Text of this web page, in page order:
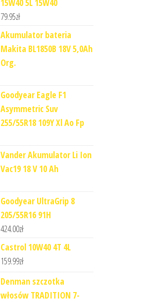
15W40 5L 15W40
79.95zł
Akumulator bateria
Makita BL1850B 18V 5,0Ah
Org.
Goodyear Eagle F1
Asymmetric Suv
255/55R18 109Y Xl Ao Fp
Vander Akumulator Li Ion
Vac19 18 V 10 Ah
Goodyear UltraGrip 8
205/55R16 91H
424.00zł
Castrol 10W40 4T 4L
159.99zł
Denman szczotka
włosów TRADITION 7-